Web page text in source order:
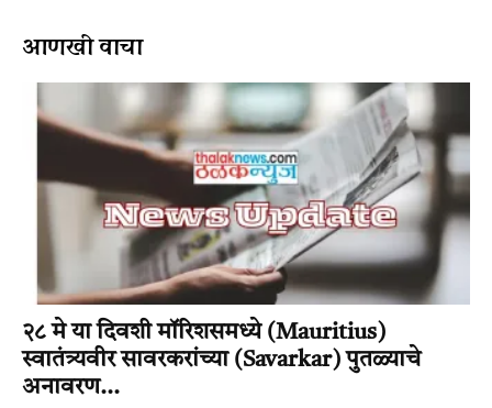
आणखी वाचा
२८ मे या दिवशी मॉरिशसमध्ये (Mauritius)
स्वातंत्र्यवीर सावरकरांच्या (Savarkar) पुतळ्याचे
अनावरण...